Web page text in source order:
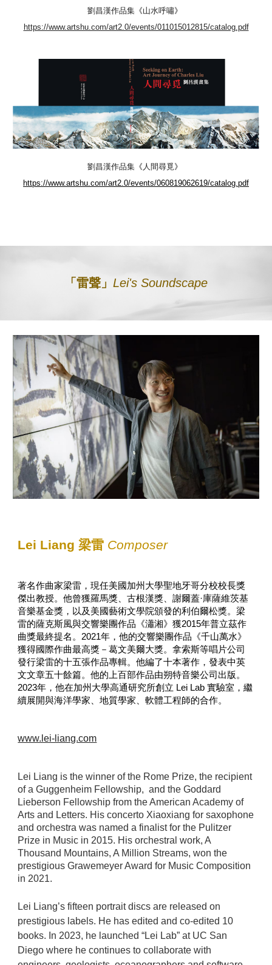
劉昌漢作品集 《山水呼嘯》
https://www.artshu.com/art2.0/events/011015012815/catalog.pdf
劉昌漢作品集 《 人間尋覓》
https://www.artshu.com/art2.0/events/060819062619/catalog.pdf
「雷聲」 Lei's Soundscape
Lei Liang 梁雷 Composer
著名作曲家梁雷，現任美國加州大學聖地牙哥分校校長獎
傑出教授。他曾獲羅馬獎、古根漢獎、謝爾蓋·庫薩維茨基
音樂基金獎，以及美國藝術文學院頒發的利伯爾松獎。梁
雷的薩克斯風與交響樂團作品《瀟湘》獲2015年普立茲作
曲獎最終提名。2021年，他的交響樂團作品《千山萬水》
獲得國際作曲最高獎－葛文美爾大獎。拿索斯等唱片公司
發行梁雷的十五張作品專輯。他編了十本著作，發表中英
文文章五十餘篇。他的上百部作品由朔特音樂公司出版。
2023年，他在加州大學高通研究所創立 Lei Lab 實驗室，繼
續展開與海洋學家、地質學家、軟體工程師的合作。
www.lei-liang.com
Lei Liang is the winner of the Rome Prize, the recipient
of a Guggenheim Fellowship, and the Goddard
Lieberson Fellowship from the American Academy of
Arts and Letters. His concerto Xiaoxiang for saxophone
and orchestra was named a finalist for the Pulitzer
Prize in Music in 2015. His orchestral work, A
Thousand Mountains, A Million Streams, won the
prestigious Grawemeyer Award for Music Composition
in 2021.
Lei Liang’s fifteen portrait discs are released on
prestigious labels. He has edited and co-edited 10
books. In 2023, he launched “Lei Lab” at UC San
Diego where he continues to collaborate with